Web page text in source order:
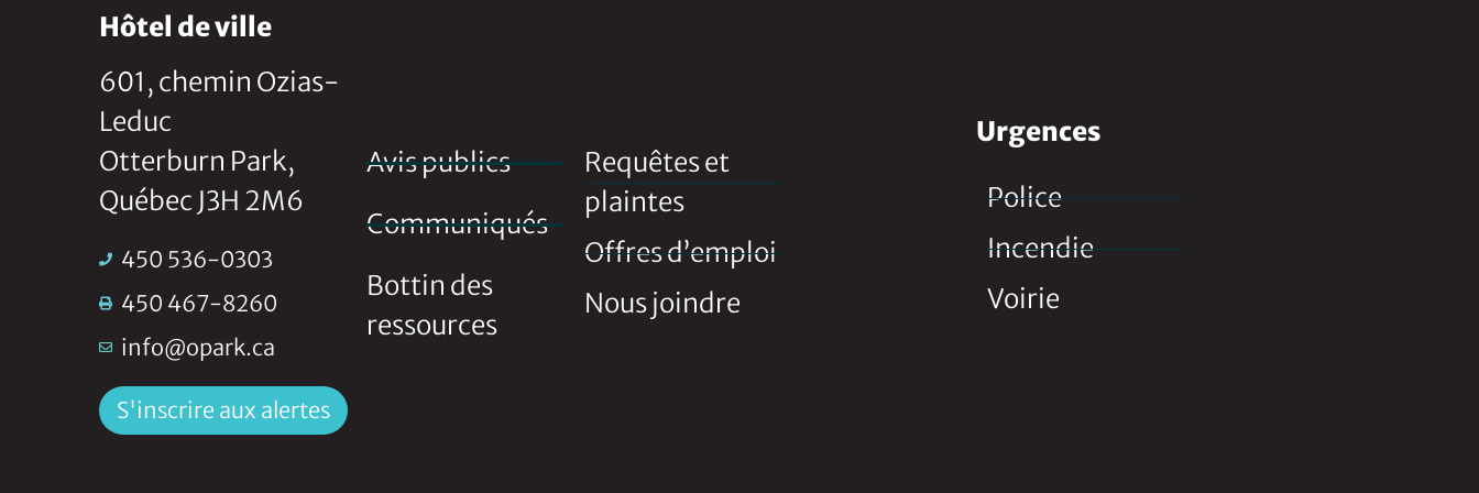
Hôtel de ville
601, chemin Ozias-
Leduc
Otterburn Park,
Québec J3H 2M6
450 536-0303
450 467-8260
info@opark.ca
S'inscrire aux alertes
Avis publics
Communiqués
Bottin des
ressources
Requêtes et
plaintes
Offres d’emploi
Nous joindre
Urgences
Police
Incendie
Voirie